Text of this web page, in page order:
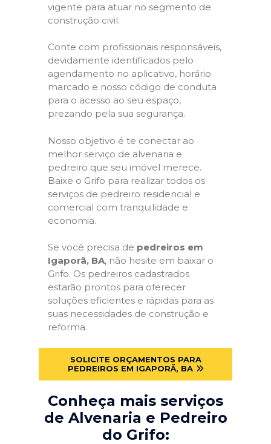
vigente para atuar no segmento de
construção civil.
Conte com profissionais responsáveis,
devidamente identificados pelo
agendamento no aplicativo, horário
marcado e nosso código de conduta
para o acesso ao seu espaço,
prezando pela sua segurança.
Nosso objetivo é te conectar ao
melhor serviço de alvenaria e
pedreiro que seu imóvel merece.
Baixe o Grifo para realizar todos os
serviços de pedreiro residencial e
comercial com tranquilidade e
economia.
Se você precisa de pedreiros em
Igaporã, BA, não hesite em baixar o
Grifo. Os pedreiros cadastrados
estarão prontos para oferecer
soluções eficientes e rápidas para as
suas necessidades de construção e
reforma.
SOLICITE ORÇAMENTOS PARA
PEDREIROS EM IGAPORÃ, BA
Conheça mais serviços
de Alvenaria e Pedreiro
do Grifo: